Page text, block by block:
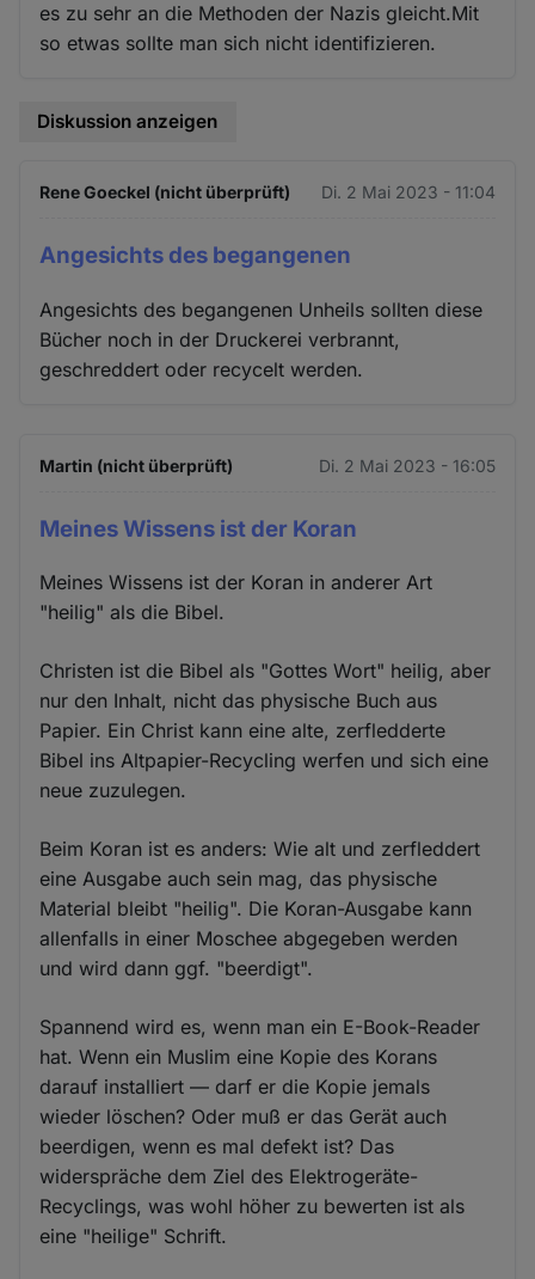
es zu sehr an die Methoden der Nazis gleicht.Mit
so etwas sollte man sich nicht identifizieren.
Diskussion anzeigen
Rene Goeckel (nicht überprüft) Di. 2 Mai 2023 - 11:04
Angesichts des begangenen
Angesichts des begangenen Unheils sollten diese
Bücher noch in der Druckerei verbrannt,
geschreddert oder recycelt werden.
Martin (nicht überprüft) Di. 2 Mai 2023 - 16:05
Meines Wissens ist der Koran
Meines Wissens ist der Koran in anderer Art
"heilig" als die Bibel.
Christen ist die Bibel als "Gottes Wort" heilig, aber
nur den Inhalt, nicht das physische Buch aus
Papier. Ein Christ kann eine alte, zerfledderte
Bibel ins Altpapier-Recycling werfen und sich eine
neue zuzulegen.
Beim Koran ist es anders: Wie alt und zerfleddert
eine Ausgabe auch sein mag, das physische
Material bleibt "heilig". Die Koran-Ausgabe kann
allenfalls in einer Moschee abgegeben werden
und wird dann ggf. "beerdigt".
Spannend wird es, wenn man ein E-Book-Reader
hat. Wenn ein Muslim eine Kopie des Korans
darauf installiert — darf er die Kopie jemals
wieder löschen? Oder muß er das Gerät auch
beerdigen, wenn es mal defekt ist? Das
widerspräche dem Ziel des Elektrogeräte-
Recyclings, was wohl höher zu bewerten ist als
eine "heilige" Schrift.